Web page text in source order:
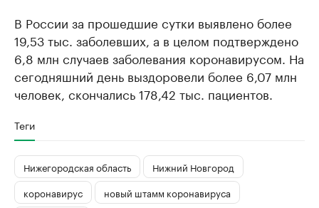
В России за прошедшие сутки выявлено более
19,53 тыс. заболевших, а в целом подтверждено
6,8 млн случаев заболевания коронавирусом. На
сегодняшний день выздоровели более 6,07 млн
человек, скончались 178,42 тыс. пациентов.
Теги
Нижегородская область
Нижний Новгород
коронавирус
новый штамм коронавируса